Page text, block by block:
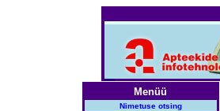
Menüü
Nimetuse otsing